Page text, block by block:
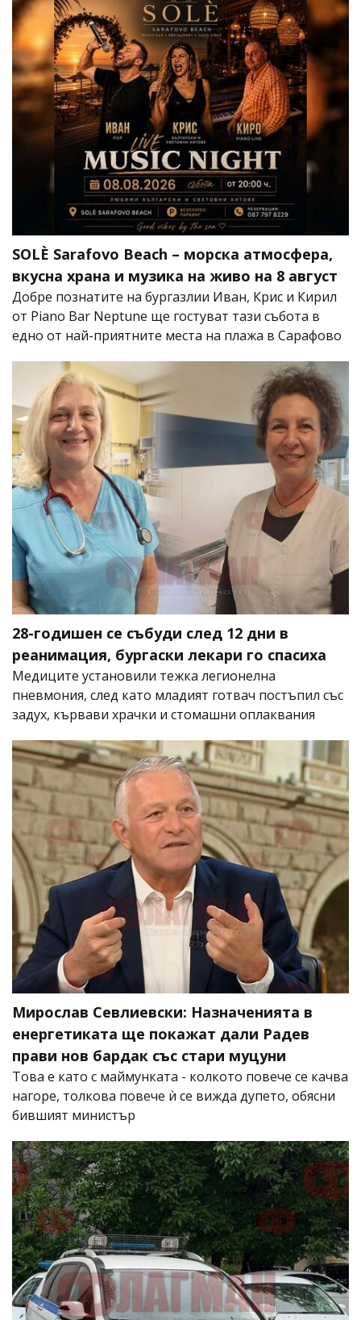
SOLÈ Sarafovo Beach – морска атмосфера,
вкусна храна и музика на живо на 8 август
Добре познатите на бургазлии Иван, Крис и Кирил
от Piano Bar Neptune ще гостуват тази събота в
едно от най-приятните места на плажа в Сарафово
28-годишен се събуди след 12 дни в
реанимация, бургаски лекари го спасиха
Медиците установили тежка легионелна
пневмония, след като младият готвач постъпил със
задух, кървави храчки и стомашни оплаквания
Мирослав Севлиевски: Назначенията в
енергетиката ще покажат дали Радев
прави нов бардак със стари муцуни
Това е като с маймунката - колкото повече се качва
нагоре, толкова повече ѝ се вижда дупето, обясни
бившият министър